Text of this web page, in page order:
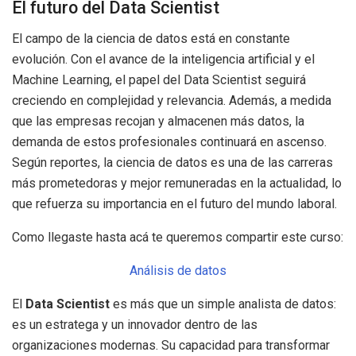
El futuro del Data Scientist
El campo de la ciencia de datos está en constante
evolución. Con el avance de la inteligencia artificial y el
Machine Learning, el papel del Data Scientist seguirá
creciendo en complejidad y relevancia. Además, a medida
que las empresas recojan y almacenen más datos, la
demanda de estos profesionales continuará en ascenso.
Según reportes, la ciencia de datos es una de las carreras
más prometedoras y mejor remuneradas en la actualidad, lo
que refuerza su importancia en el futuro del mundo laboral.
Como llegaste hasta acá te queremos compartir este curso:
Análisis de datos
El Data Scientist es más que un simple analista de datos:
es un estratega y un innovador dentro de las
organizaciones modernas. Su capacidad para transformar